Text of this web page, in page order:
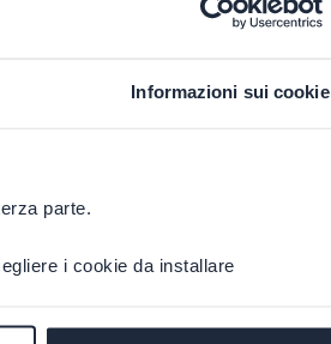
Informazioni sui cookie
parte.
i cookie da installare